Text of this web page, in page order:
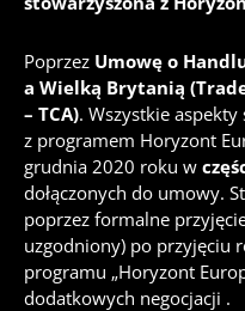
Poprzez Umowę o
a Wielką Brytanią
– TCA). Wszystkie
z programem Horyzont
grudnia 2020 roku w
dołączonych do umowy.
poprzez formalne
uzgodniony) po przyjęciu
programu „Horyzont
dodatkowych negocjacji .